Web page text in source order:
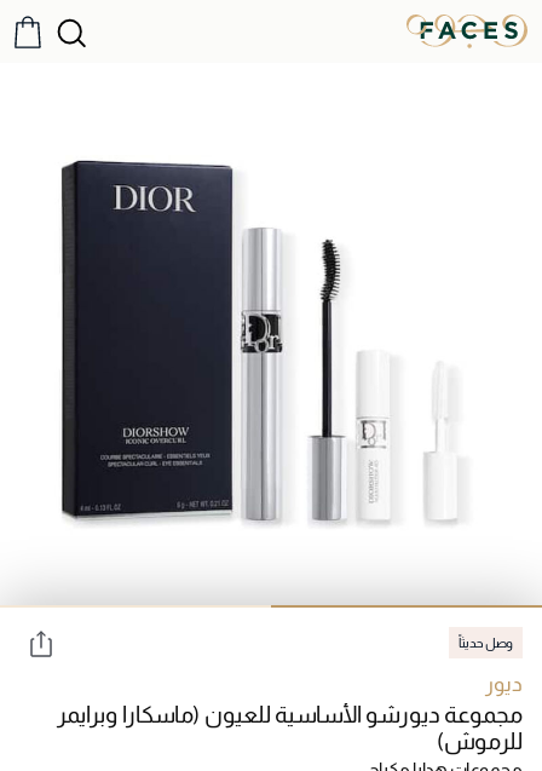
وصل حديثاً
ديور
مجموعة ديورشو الأساسية للعيون (ماسكارا وبرايمر
للرموش)